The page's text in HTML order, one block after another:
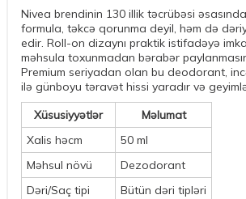
Nivea brendinin 130 illik təcrübəsi əsasında
formula, təkcə qorunma deyil, həm də
edir. Roll-on dizaynı praktik istifadəyə
məhsula toxunmadan bərabər
Premium seriyadan olan bu deodorant,
ilə günboyu təravət hissi yaradır və
Xüsusiyyətlər
Məlumat
Xalis həcm
50 ml
Məhsul növü
Dezodorant
Dəri/Saç tipi
Bütün dəri tipləri